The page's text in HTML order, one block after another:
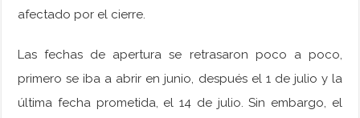
afectado por el cierre.
Las fechas de apertura se retrasaron poco a poco,
primero se iba a abrir en junio, después el 1 de julio y la
última fecha prometida, el 14 de julio. Sin embargo, el